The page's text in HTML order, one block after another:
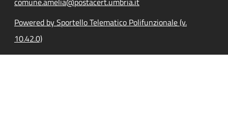
Powered by Sportello Telematico Polifunzionale (v.
10.42.0)